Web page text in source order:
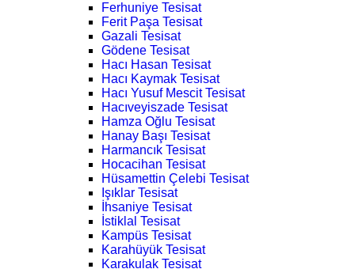
Ferhuniye Tesisat
Ferit Paşa Tesisat
Gazali Tesisat
Gödene Tesisat
Hacı Hasan Tesisat
Hacı Kaymak Tesisat
Hacı Yusuf Mescit Tesisat
Hacıveyiszade Tesisat
Hamza Oğlu Tesisat
Hanay Başı Tesisat
Harmancık Tesisat
Hocacihan Tesisat
Hüsamettin Çelebi Tesisat
Işıklar Tesisat
İhsaniye Tesisat
İstiklal Tesisat
Kampüs Tesisat
Karahüyük Tesisat
Karakulak Tesisat